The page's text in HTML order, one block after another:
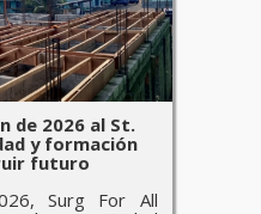
de 2026 al St.
y formación
futuro
Surg For All